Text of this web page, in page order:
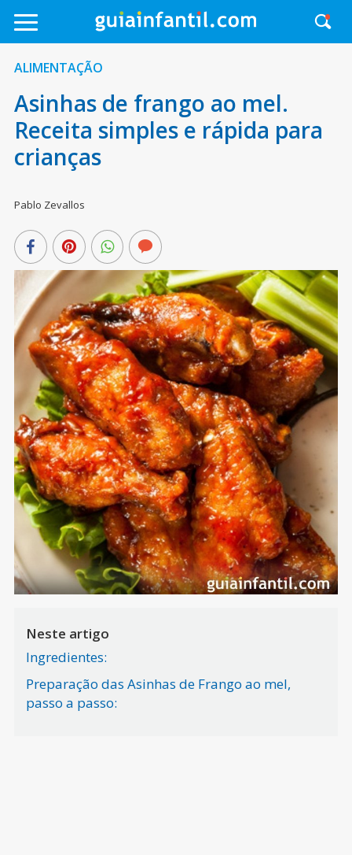
ALIMENTAÇÃO
Asinhas de frango ao mel.
Receita simples e rápida para
crianças
Pablo Zevallos
Neste artigo
Ingredientes:
Preparação das Asinhas de Frango ao mel,
passo a passo: